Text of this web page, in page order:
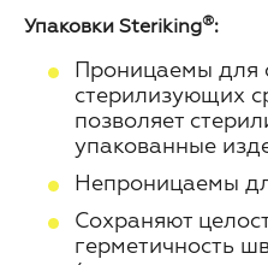
Упаковки Steriking®:
Проницаемы для
стерилизующих
позволяет
упакованные
Непроницаемы
Сохраняют
герметичность